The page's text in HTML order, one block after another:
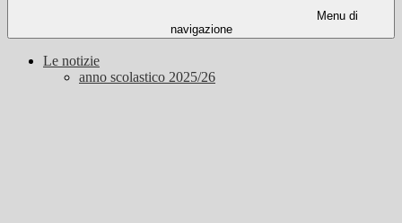
Menu di
navigazione
Le notizie
anno scolastico 2025/26